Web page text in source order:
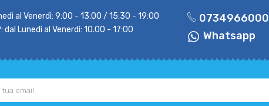
al Venerdì: 9:00 - 13:00 / 15:30 - 19:00
dal Lunedì al Venerdì: 10.00 - 17:00
0734966000
Whatsapp